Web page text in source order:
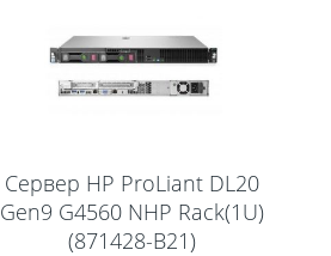
Сервер HP ProLiant DL20
Gen9 G4560 NHP Rack(1U)
(871428-B21)